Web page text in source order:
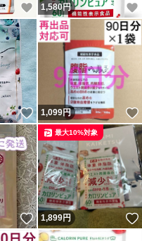
いいね！
1,580円
いいね！
1,099円
いいね！
1,899円
最大10%対象